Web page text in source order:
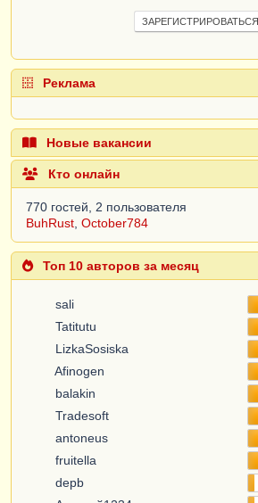
ЗАРЕГИСТРИРОВАТЬСЯ
Реклама
Новые вакансии
Кто онлайн
770 гостей, 2 пользователя
BuhRust, October784
Топ 10 авторов за месяц
sali
Tatitutu
LizkaSosiska
Afinogen
balakin
Tradesoft
antoneus
fruitella
depb